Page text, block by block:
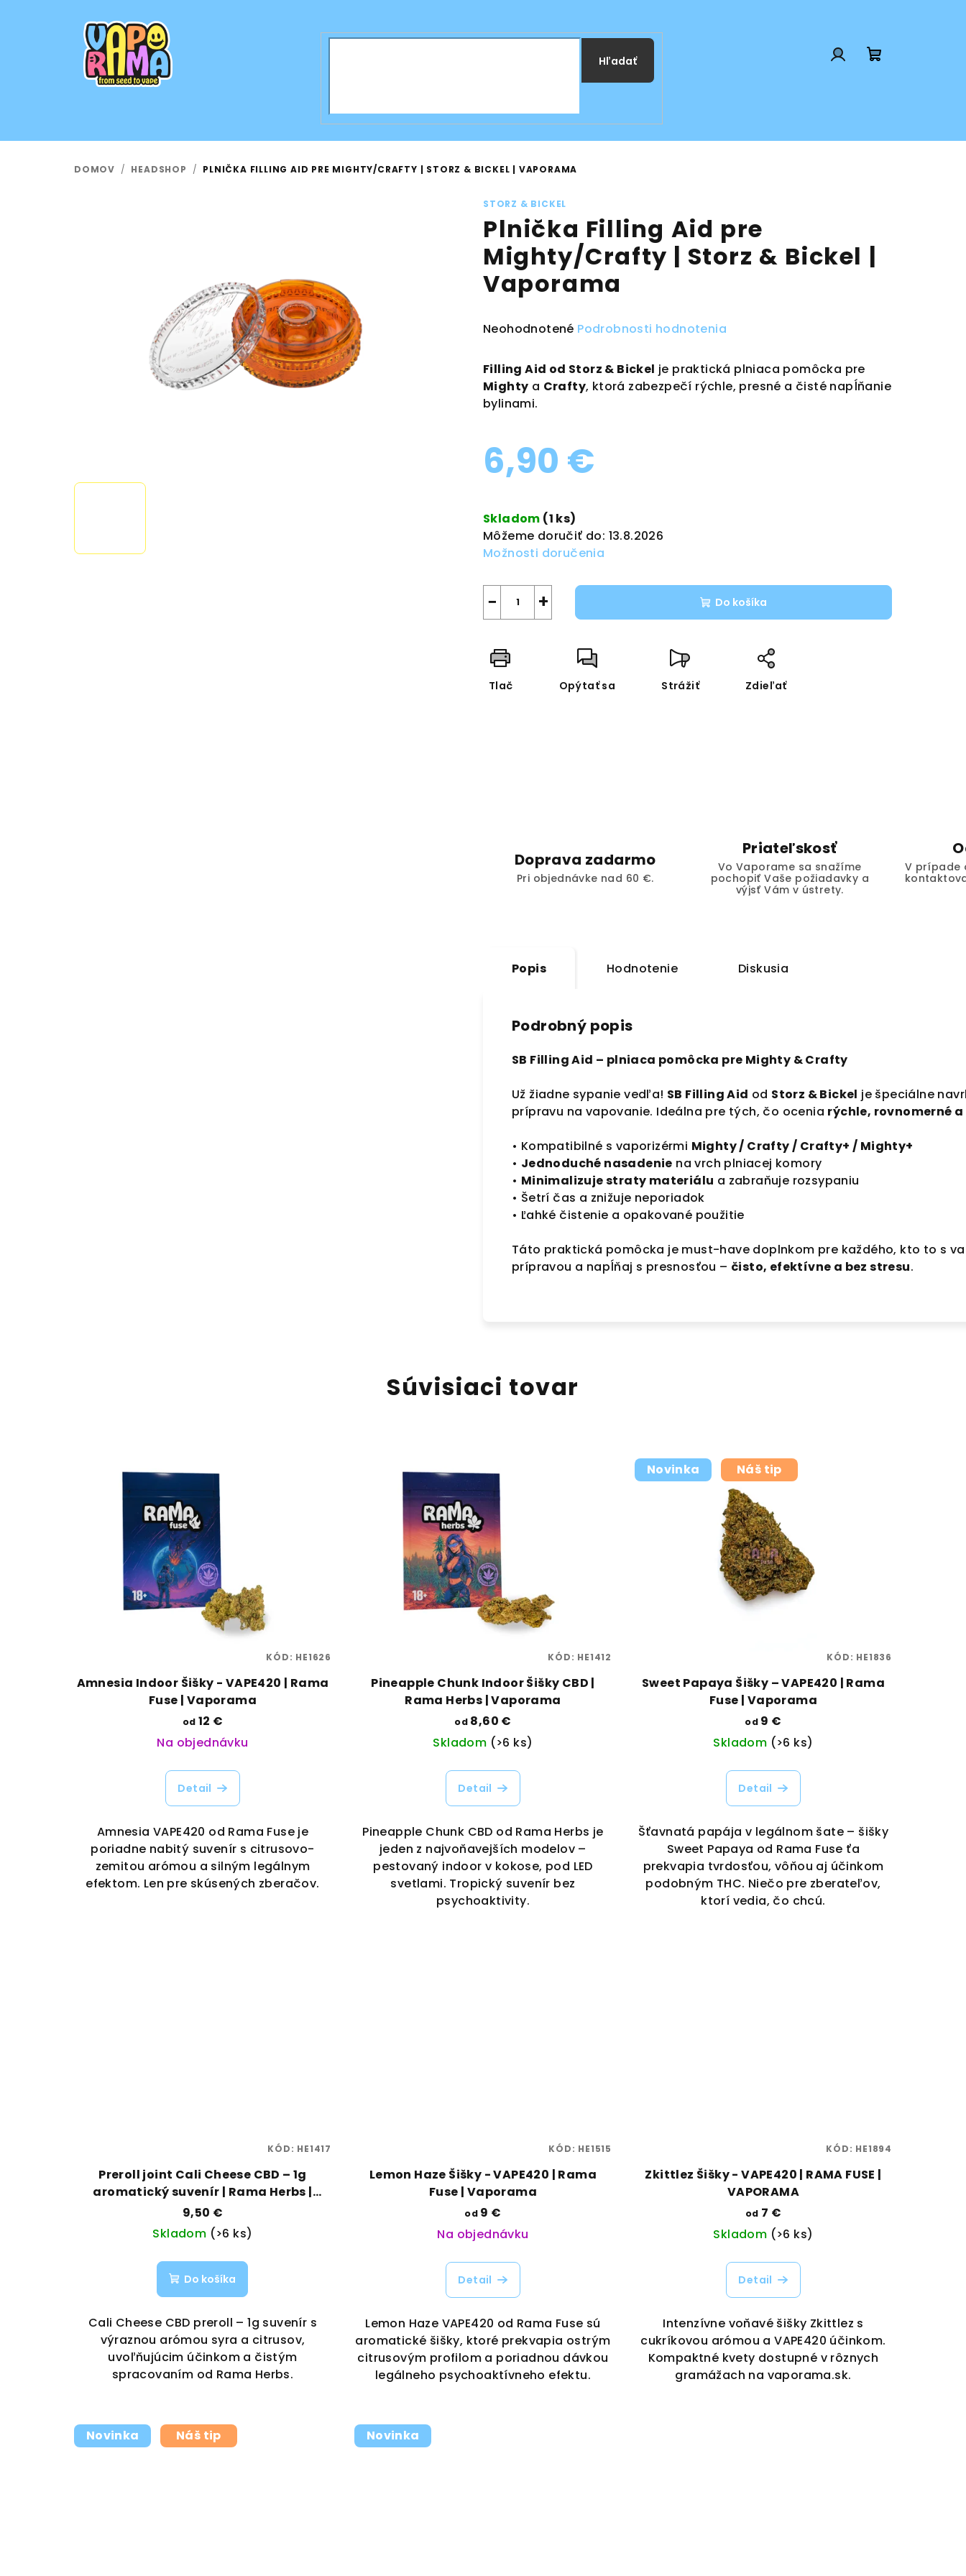
Hľadať
DOMOV / HEADSHOP / PLNIČKA FILLING AID PRE MIGHTY/CRAFTY | STORZ & BICKEL | VAPORAMA
STORZ & BICKEL
Plnička Filling Aid pre
Mighty/Crafty | Storz & Bickel |
Vaporama
Priemerné
produktu
je
0,0
hviezdičiek.
Neohodnotené Podrobnosti hodnotenia
Filling Aid od Storz & Bickel je praktická plniaca pomôcka pre
Mighty a Crafty, ktorá zabezpečí rýchle, presné a čisté napĺňanie
bylinami.
6,90 €
cena:
Skladom (1 ks)
Môžeme doručiť do: 13.8.2026
Možnosti doručenia
+
− Do košíka
Tlač Opýtať sa Strážiť Zdieľať
Doprava zadarmo
Pri objednávke nad 60 €.
Priateľskosť
Vo Vaporame sa snažíme
pochopiť Vaše požiadavky a
výjsť Vám v ústrety.
V prípade
Popis Hodnotenie Diskusia
Podrobný popis
SB Filling Aid – plniaca pomôcka pre Mighty & Crafty
Už žiadne sypanie vedľa! SB Filling Aid od Storz & Bickel je špeciálne
prípravu na vapovanie. Ideálna pre tých, čo ocenia rýchle, rovnomerné
• Kompatibilné s vaporizérmi Mighty / Crafty / Crafty+ / Mighty+
• Jednoduché nasadenie na vrch plniacej komory
• Minimalizuje straty materiálu a zabraňuje rozsypaniu
• Šetrí čas a znižuje neporiadok
• Ľahké čistenie a opakované použitie
Táto praktická pomôcka je must-have doplnkom pre každého, kto to s
prípravou a napĺňaj s presnosťou – čisto, efektívne a bez stresu.
Súvisiaci tovar
Amnesia Indoor Šišky - VAPE420 | Rama
Fuse | Vaporama
od 12 €
Na objednávku
Detail
Amnesia VAPE420 od Rama Fuse je
poriadne nabitý suvenír s citrusovo-
zemitou arómou a silným legálnym
efektom. Len pre skúsených zberačov.
KÓD: HE1626
Pineapple Chunk Indoor Šišky CBD |
Rama Herbs | Vaporama
od8,60 €
Skladom (>6 ks)
Detail
Pineapple Chunk CBD od Rama Herbs je
jeden z najvoňavejších modelov –
pestovaný indoor v kokose, pod LED
svetlami. Tropický suvenír bez
psychoaktivity.
KÓD: HE1412
Novinka Náš tip
Sweet Papaya Šišky – VAPE420 | Rama
Fuse | Vaporama
od 9 €
Skladom (>6 ks)
Detail
Šťavnatá papája v legálnom šate – šišky
Sweet Papaya od Rama Fuse ťa
prekvapia tvrdosťou, vôňou aj účinkom
podobným THC. Niečo pre zberateľov,
ktorí vedia, čo chcú.
KÓD: HE1836
Preroll joint Cali Cheese CBD – 1g
aromatický suvenír | Rama Herbs |
Vaporama
9,50 €
Skladom (>6 ks)
Do košíka
Cali Cheese CBD preroll – 1g suvenír s
výraznou arómou syra a citrusov,
uvoľňujúcim účinkom a čistým
spracovaním od Rama Herbs.
KÓD: HE1417
Lemon Haze Šišky - VAPE420 | Rama
Fuse | Vaporama
od 9 €
Na objednávku
Detail
Lemon Haze VAPE420 od Rama Fuse sú
aromatické šišky, ktoré prekvapia ostrým
citrusovým profilom a poriadnou dávkou
legálneho psychoaktívneho efektu.
KÓD: HE1515
Zkittlez Šišky - VAPE420 | RAMA FUSE |
VAPORAMA
od 7 €
Skladom (>6 ks)
Detail
Intenzívne voňavé šišky Zkittlez s
cukríkovou arómou a VAPE420 účinkom.
Kompaktné kvety dostupné v rôznych
gramážach na vaporama.sk.
KÓD: HE1894
Novinka Náš tip Novinka